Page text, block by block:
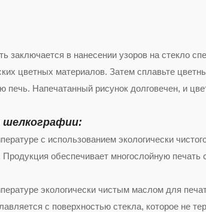
заключается в нанесении узоров на стекло
цветных материалов. Затем сплавьте
печь. Напечатанный рисунок долговечен, и
шелкографии:
с использованием экологически
обеспечивает многослойную печать
экологически чистым маслом для
с поверхностью стекла, которое не